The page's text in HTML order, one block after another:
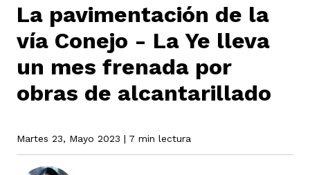
La pavimentación de la
vía Conejo - La Ye lleva
un mes frenada por
obras de alcantarillado
Martes 23, Mayo 2023 | 7 min lectura
de Atrato
étnicos
armado
país
Codazzi
Consonante